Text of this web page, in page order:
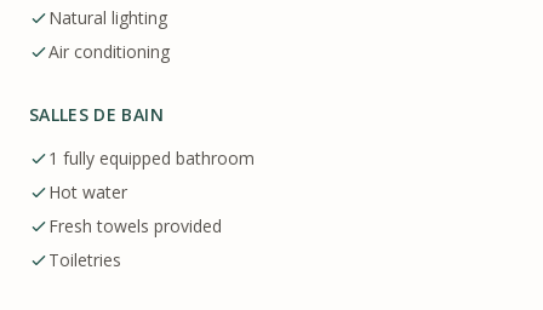
Natural lighting
Air conditioning
SALLES DE BAIN
1 fully equipped bathroom
Hot water
Fresh towels provided
Toiletries